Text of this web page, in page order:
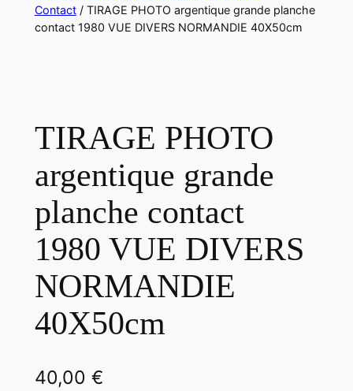
Contact/ TIRAGE PHOTO argentique grande planche
contact 1980 VUE DIVERS NORMANDIE 40X50cm
TIRAGE PHOTO
argentique grande
planche contact
1980 VUE DIVERS
NORMANDIE
40X50cm
40,00 €